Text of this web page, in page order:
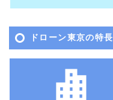
ドローン東京の特長